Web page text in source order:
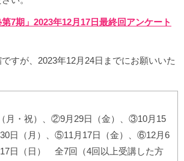
第7期」2023年12月17日最終回アンケート
すが、2023年12月24日までにお願いいた
月・祝）、②9月29日（金）、③10月15
日（月）、⑤11月17日（金）、⑥12月6
日（日） 全7回（4回以上受講した方